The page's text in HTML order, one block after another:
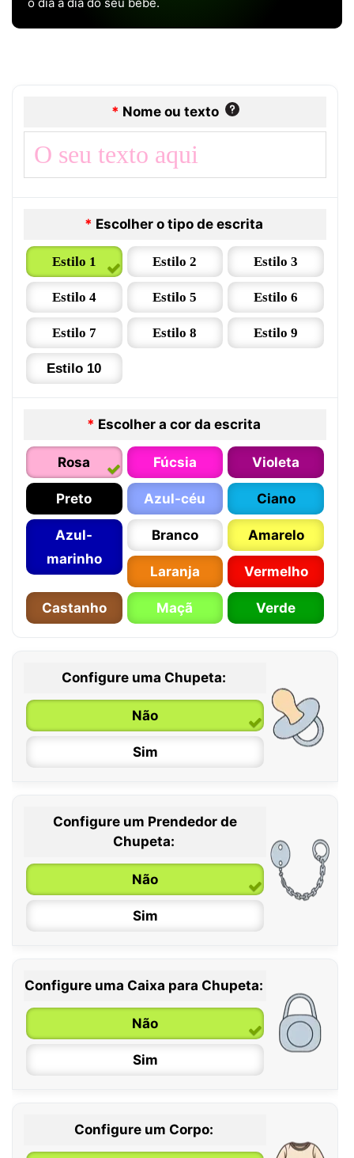
* Nome ou texto
* Escolher o tipo de escrita
Estilo 1 Estilo 2 Estilo 3
Estilo 4 Estilo 5 Estilo 6
Estilo 7 Estilo 8 Estilo 9
Estilo 10
* Escolher a cor da escrita
Rosa Fúcsia Violeta
Preto Azul-céu Ciano
Azul-
marinho
Branco Amarelo
Laranja Vermelho
Castanho Maçã Verde
Configure uma Chupeta:
Não
Sim
0 / 6 meses
6 / 36 meses
Configure um Prendedor de
Chupeta:
Não
Sim
Configure uma Caixa para Chupeta:
Não
Sim
Configure um Corpo: